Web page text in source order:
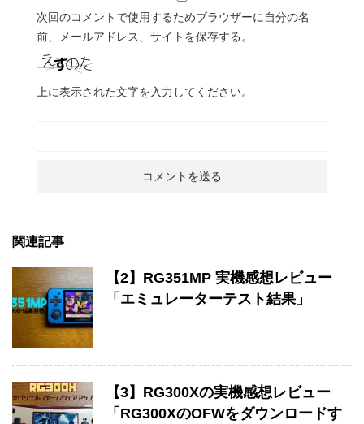
次回のコメントで使用するためブラウザーに自分の名
前、メールアドレス、サイトを保存する。
上に表示された文字を入力してください。
関連記事
【2】RG351MP 実機感想レビュー
「エミュレーターテスト結果」
【3】RG300Xの実機感想レビュー
「RG300XのOFWをダウンロードす